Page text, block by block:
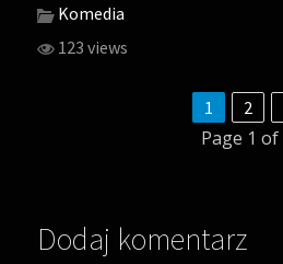
Komedia
123 views
1 2
Page 1 of
Dodaj komentarz